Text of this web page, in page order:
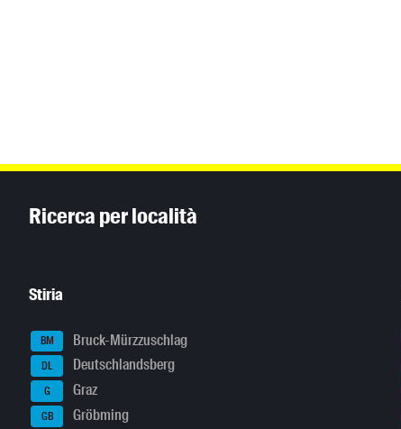
Ricerca per località
Stiria
BM Bruck-Mürzzuschlag
DL Deutschlandsberg
G Graz
GB Gröbming